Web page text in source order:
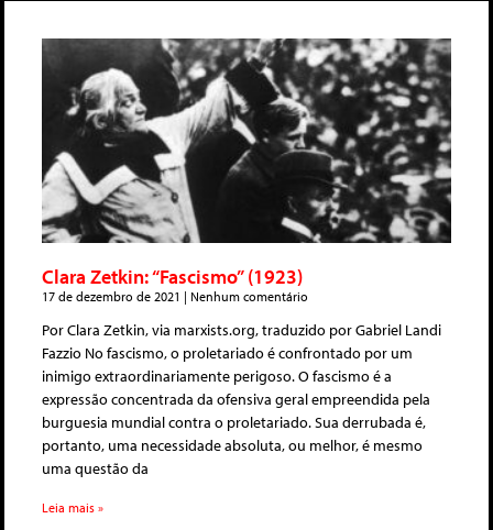
Clara Zetkin: “Fascismo” (1923)
17 de dezembro de 2021 Nenhum comentário
Por Clara Zetkin, via marxists.org, traduzido por Gabriel Landi
Fazzio No fascismo, o proletariado é confrontado por um
inimigo extraordinariamente perigoso. O fascismo é a
expressão concentrada da ofensiva geral empreendida pela
burguesia mundial contra o proletariado. Sua derrubada é,
portanto, uma necessidade absoluta, ou melhor, é mesmo
uma questão da
Leia mais »